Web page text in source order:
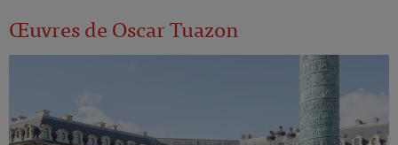
Œuvres de Oscar Tuazon